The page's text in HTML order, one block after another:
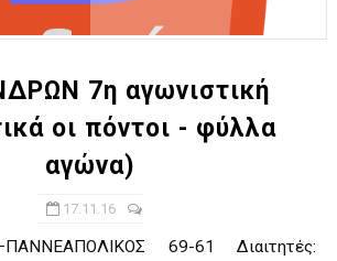
ΕΛΛΗΝΙΚΟ ΜΠΑΣΚΕΤ : 39Η ΕΠΕΤΕΙΟΣ ΑΠΟ
29ο τελικό κυπέλλου ανδρών ΕΣΚΑΝΑ
για τον Πανελευσινιακό στον
: "Σκληρό" καρύδι η Φιλία Περάματος
7η αγωνιστική
οι πόντοι - φύλλα
αγώνα)
17.11.16
69-61 Διαιτητές: